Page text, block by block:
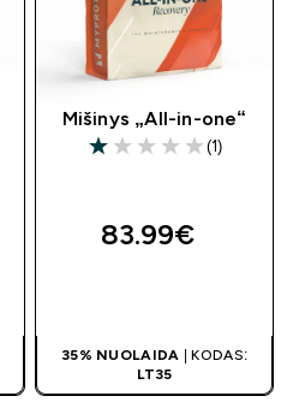
Mišinys „All-in-one“
1 out of 5 stars
(1)
83.99€‎
35% NUOLAIDA | KODAS:
LT35